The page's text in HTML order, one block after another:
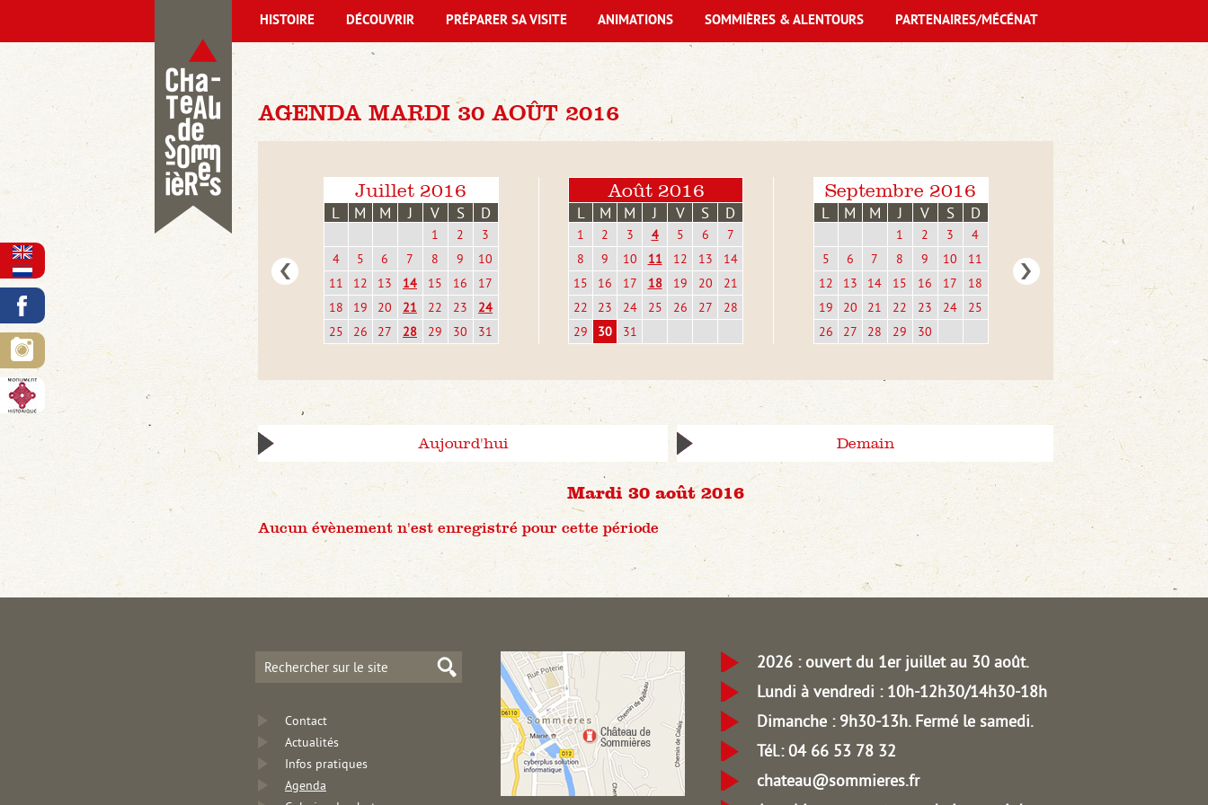
AGENDA MARDI 30 AOÛT 2016
Juillet 2016
L M M J V S D
1 2
3
4
5 6 7 8 9
10
11
12 13 14 15 16
17
18
19 20 21 22 23
24
25
26 27 28 29 30 31
Août 2016
L M M J V S D
1 2 3 4 5 6
7
8
9 10 11 12 13
14
15
16 17 18 19 20
21
22
23 24 25 26 27
28
29
30 31
Septembre 2016
L M M J V S D
1 2 3
4
5
6 7 8 9 10
11
12
13 14 15 16 17
18
19
20 21 22 23 24
25
26
27 28 29 30
Aujourd'hui Demain
Mardi 30 août 2016
Aucun évènement n'est enregistré pour cette période
HISTOIRE DÉCOUVRIR PRÉPARER SA VISITE ANIMATIONS SOMMIÈRES & ALENTOURS PARTENAIRES/MÉCÉNAT
Contact
Actualités
Infos pratiques
Agenda
2026 : ouvert du 1er juillet au 30 août.
Lundi à vendredi : 10h-12h30/14h30-18h
Dimanche : 9h30-13h. Fermé le samedi.
Tél.: 04 66 53 78 32
chateau@sommieres.fr